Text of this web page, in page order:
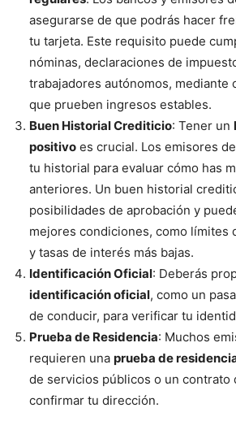
asegurarse de que podrás hacer
tu tarjeta. Este requisito puede
nóminas, declaraciones de
trabajadores autónomos, mediante
que prueben ingresos estables.
Buen Historial Crediticio: Tener un
positivo es crucial. Los emisores
tu historial para evaluar cómo has
anteriores. Un buen historial
posibilidades de aprobación y
mejores condiciones, como límites
y tasas de interés más bajas.
Identificación Oficial: Deberás
identificación oficial, como un
de conducir, para verificar tu
Prueba de Residencia: Muchos
requieren una prueba de
de servicios públicos o un contrato
confirmar tu dirección.